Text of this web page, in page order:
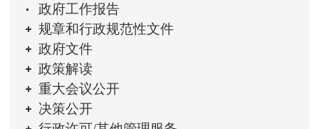
政府工作报告
规章和行政规范性文件
政府文件
政策解读
重大会议公开
决策公开